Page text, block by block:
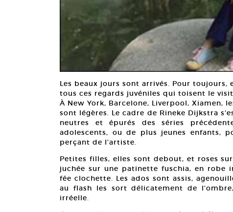
Les beaux jours sont arrivés. Pour
tous ces regards juvéniles qui toisent le
À New York, Barcelone, Liverpool, Xiamen,
sont légères. Le cadre de Rineke Dijkstra
neutres et épurés des séries
adolescents, ou de plus jeunes enfants,
perçant de l’artiste.
Petites filles, elles sont debout, et roses
juchée sur une patinette fuschia, en robe
fée clochette. Les ados sont assis,
au flash les sort délicatement de
irréelle.